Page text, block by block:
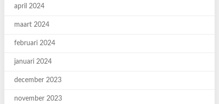
april 2024
maart 2024
februari 2024
januari 2024
december 2023
november 2023